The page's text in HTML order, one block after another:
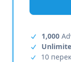
1,000
10